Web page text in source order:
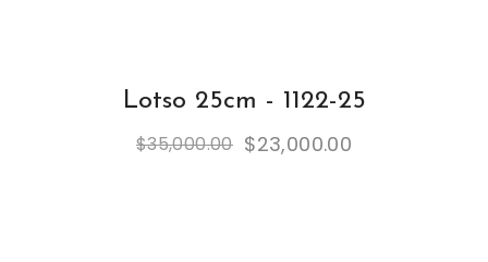
Lotso 25cm - 1122-25
$35,000.00 $23,000.00